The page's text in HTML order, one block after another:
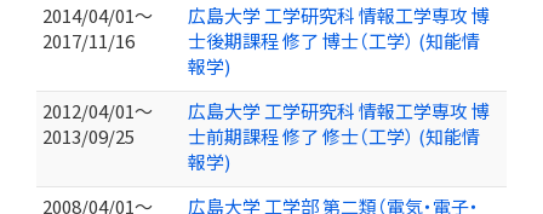
2014/04/01～
2017/11/16
広島大学 工学研究科 情報工学専攻 博
士後期課程 修了 博士（工学） (知能情
報学)
2012/04/01～
2013/09/25
広島大学 工学研究科 情報工学専攻 博
士前期課程 修了 修士（工学） (知能情
報学)
2008/04/01～
広島大学 工学部 第二類（電気・電子・